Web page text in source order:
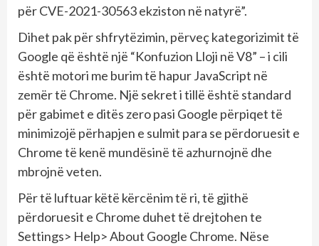
për CVE-2021-30563 ekziston në natyrë”.
Dihet pak për shfrytëzimin, përveç kategorizimit të
Google që është një “Konfuzion Lloji në V8” – i cili
është motori me burim të hapur JavaScript në
zemër të Chrome. Një sekret i tillë është standard
për gabimet e ditës zero pasi Google përpiqet të
minimizojë përhapjen e sulmit para se përdoruesit e
Chrome të kenë mundësinë të azhurnojnë dhe
mbrojnë veten.
Për të luftuar këtë kërcënim të ri, të gjithë
përdoruesit e Chrome duhet të drejtohen te
Settings> Help> About Google Chrome. Nëse